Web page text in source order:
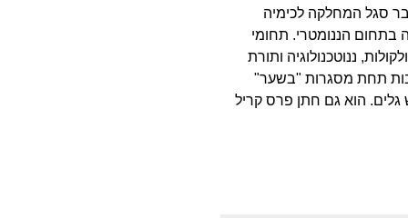
סגל המחלקה לכימיה
בתחום הננומטרי. תחומי
ננוטכנולוגיה ותורת
תחת מסגרות "בשער"
גלים. הוא גם חתן פרס קריל